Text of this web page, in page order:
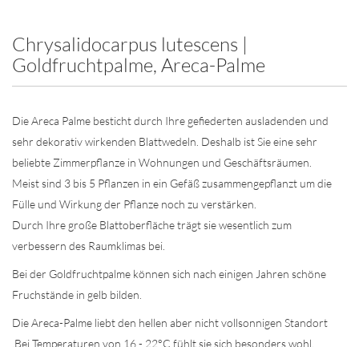
Chrysalidocarpus lutescens |
Goldfruchtpalme, Areca-Palme
Die Areca Palme besticht durch Ihre gefiederten ausladenden und
sehr dekorativ wirkenden Blattwedeln. Deshalb ist Sie eine sehr
beliebte Zimmerpflanze in Wohnungen und Geschäftsräumen.
Meist sind 3 bis 5 Pflanzen in ein Gefäß zusammengepflanzt um die
Fülle und Wirkung der Pflanze noch zu verstärken.
Durch Ihre große Blattoberfläche trägt sie wesentlich zum
verbessern des Raumklimas bei.
Bei der Goldfruchtpalme können sich nach einigen Jahren schöne
Fruchstände in gelb bilden.
Die Areca-Palme liebt den hellen aber nicht vollsonnigen Standort
.Bei Temperaturen von 16 - 22°C fühlt sie sich besonders wohl.